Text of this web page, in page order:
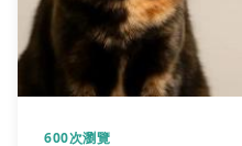
600次瀏覽